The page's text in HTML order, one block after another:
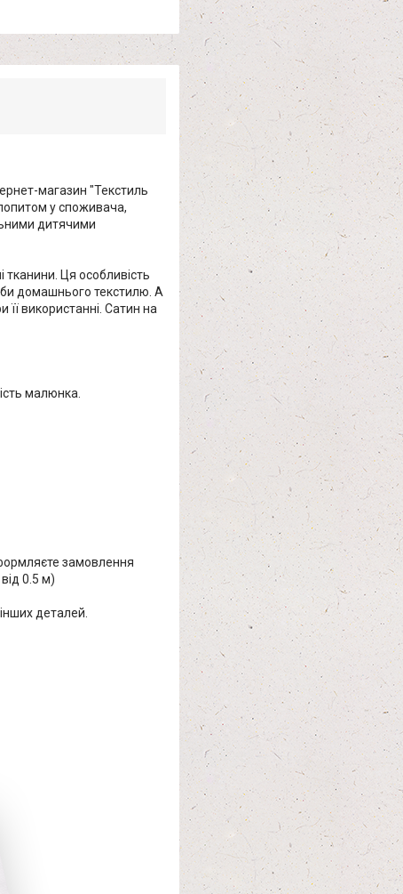
магазин "Текстиль
у споживача,
дитячими
тканини. Ця особливість
домашнього текстилю. А
її використанні. Сатин на
малюнка.
замовлення
0.5 м)
деталей.